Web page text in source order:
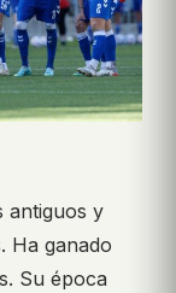
antiguos y
Ha ganado
Su época